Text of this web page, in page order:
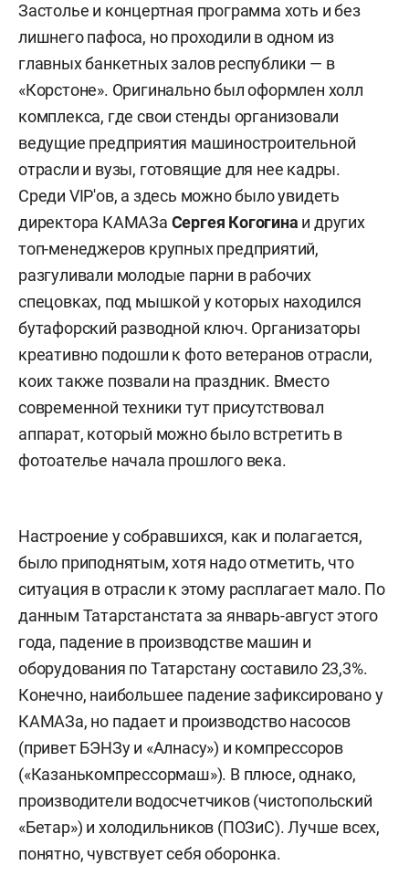
Застолье и концертная программа хоть и без
лишнего пафоса, но проходили в одном из
главных банкетных залов республики — в
«Корстоне». Оригинально был оформлен холл
комплекса, где свои стенды организовали
ведущие предприятия машиностроительной
отрасли и вузы, готовящие для нее кадры.
Среди VIP'ов, а здесь можно было увидеть
директора КАМАЗа Сергея Когогина и других
топ-менеджеров крупных предприятий,
разгуливали молодые парни в рабочих
спецовках, под мышкой у которых находился
бутафорский разводной ключ. Организаторы
креативно подошли к фото ветеранов отрасли,
коих также позвали на праздник. Вместо
современной техники тут присутствовал
аппарат, который можно было встретить в
фотоателье начала прошлого века.
Настроение у собравшихся, как и полагается,
было приподнятым, хотя надо отметить, что
ситуация в отрасли к этому расплагает мало. По
данным Татарстанстата за январь-август этого
года, падение в производстве машин и
оборудования по Татарстану составило 23,3%.
Конечно, наибольшее падение зафиксировано у
КАМАЗа, но падает и производство насосов
(привет БЭНЗу и «Алнасу») и компрессоров
(«Казанькомпрессормаш»). В плюсе, однако,
производители водосчетчиков (чистопольский
«Бетар») и холодильников (ПОЗиС). Лучше всех,
понятно, чувствует себя оборонка.